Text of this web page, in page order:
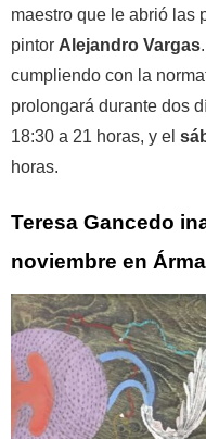
maestro que le abrió las
pintor Alejandro Vargas
cumpliendo con la
prolongará durante dos
18:30 a 21 horas, y el
horas.
Teresa Gancedo
noviembre en